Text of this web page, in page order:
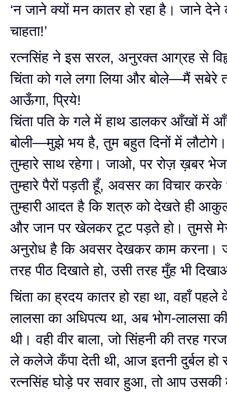
‘न जाने क्यों मन कातर हो रहा है। जाने देने
चाहता!’
रत्नसिंह ने इस सरल, अनुरक्त आग्रह से
चिंता को गले लगा लिया और बोले—मैं सबेरे
आऊँगा, प्रिये!
चिंता पति के गले में हाथ डालकर आँखों में
बोली—मुझे भय है, तुम बहुत दिनों में
तुम्हारे साथ रहेगा। जाओ, पर रोज़ ख़बर
तुम्हारे पैरों पड़ती हूँ, अवसर का विचार करके
तुम्हारी आदत है कि शत्रु को देखते ही
और जान पर खेलकर टूट पड़ते हो। तुमसे
अनुरोध है कि अवसर देखकर काम करना।
तरह पीठ दिखाते हो, उसी तरह मुँह भी
चिंता का ह्रदय कातर हो रहा था, वहाँ
लालसा का अधिपत्य था, अब भोग-लालसा
थी। वही वीर बाला, जो सिंहनी की तरह
ले कलेजे कँपा देती थी, आज इतनी दुर्बल हो
रत्नसिंह घोड़े पर सवार हुआ, तो आप